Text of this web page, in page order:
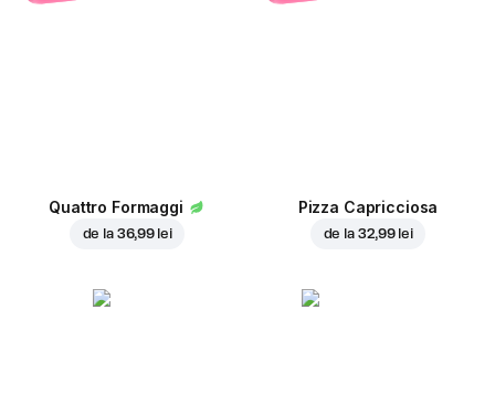
Quattro Formaggi
de la 36,99 lei
Pizza Capricciosa
de la 32,99 lei